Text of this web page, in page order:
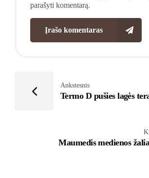
parašyti komentarą.
Įrašo komentaras
Ankstesnis
Termo D pušies lagės
Maumedis medienos